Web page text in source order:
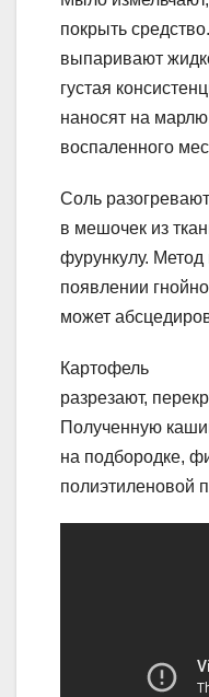
покрыть
выпаривают
густая
наносят на
воспаленного
Соль
в мешочек из
фурункулу. Метод
появлении
может
Картофель
разрезают,
Полученную
на подбородке,
полиэтиленовой